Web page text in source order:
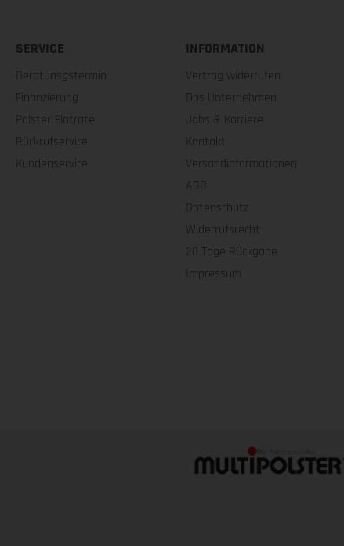
SERVICE
Beratunsgstermin
Finanzierung
Polster-Flatrate
Rückrufservice
Kundenservice
INFORMATION
Vertrag widerrufen
Das Unternehmen
Jobs & Karriere
Kontakt
Versandinformationen
AGB
Datenschutz
Widerrufsrecht
28 Tage Rückgabe
Impressum